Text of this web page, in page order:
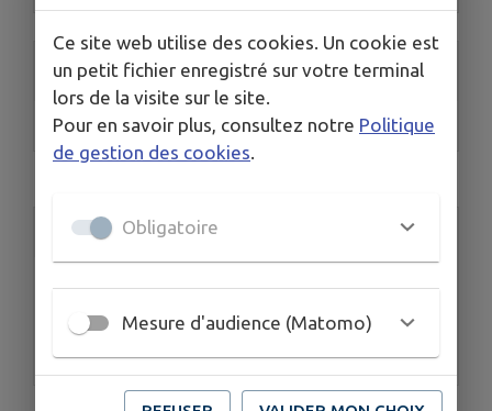
TOURISME
Office de Tourisme du Sud Brionnais
Accès rapide
Mairie
Ce site web utilise des cookies. Un cookie est
un petit fichier enregistré sur votre terminal
lors de la visite sur le site.
Pour en savoir plus, consultez notre Politique
de gestion des cookies
Obligatoire
Mesure d'audience (Matomo)